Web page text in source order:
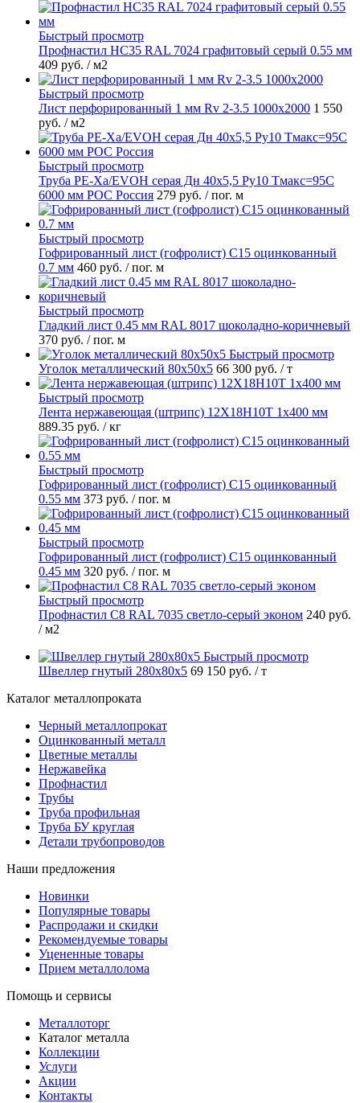
Быстрый просмотр
Профнастил НС35 RAL 7024 графитовый серый 0.55 мм
409 руб. / м2
Быстрый просмотр
Лист перфорированный 1 мм Rv 2-3.5 1000х2000 1 550
руб. / м2
Быстрый просмотр
Труба PE-Xa/EVOH серая Дн 40х5,5 Ру10 Тмакс=95C
6000 мм РОС Россия 279 руб. / пог. м
Быстрый просмотр
Гофрированный лист (гофролист) С15 оцинкованный
0.7 мм 460 руб. / пог. м
Быстрый просмотр
Гладкий лист 0.45 мм RAL 8017 шоколадно-коричневый
370 руб. / пог. м
Быстрый просмотр
Уголок металлический 80х50х5 66 300 руб. / т
Быстрый просмотр
Лента нержавеющая (штрипс) 12Х18Н10Т 1х400 мм
889.35 руб. / кг
Быстрый просмотр
Гофрированный лист (гофролист) С15 оцинкованный
0.55 мм 373 руб. / пог. м
Быстрый просмотр
Гофрированный лист (гофролист) С15 оцинкованный
0.45 мм 320 руб. / пог. м
Быстрый просмотр
Профнастил С8 RAL 7035 светло-серый эконом 240 руб.
/ м2
Быстрый просмотр
Швеллер гнутый 280х80х5 69 150 руб. / т
Каталог металлопроката
Черный металлопрокат
Оцинкованный металл
Цветные металлы
Нержавейка
Профнастил
Трубы
Труба профильная
Труба БУ круглая
Детали трубопроводов
Наши предложения
Новинки
Популярные товары
Распродажи и скидки
Рекомендуемые товары
Уцененные товары
Прием металлолома
Помощь и сервисы
Металлоторг
Каталог металла
Коллекции
Услуги
Акции
Контакты